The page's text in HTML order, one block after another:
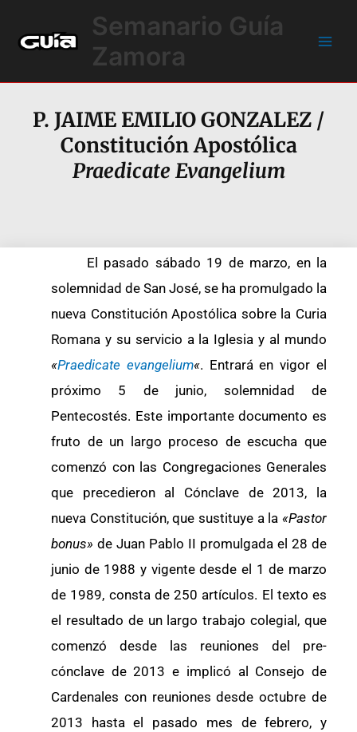
contenido
Semanario Guía
Zamora
P. JAIME EMILIO GONZALEZ /
Constitución Apostólica
Praedicate Evangelium
El pasado sábado 19 de marzo, en la
solemnidad de San José, se ha promulgado la
nueva Constitución Apostólica sobre la Curia
Romana y su servicio a la Iglesia y al mundo
«Praedicate evangelium«. Entrará en vigor el
próximo 5 de junio, solemnidad de
Pentecostés. Este importante documento es
fruto de un largo proceso de escucha que
comenzó con las Congregaciones Generales
que precedieron al Cónclave de 2013, la
nueva Constitución, que sustituye a la «Pastor
bonus» de Juan Pablo II promulgada el 28 de
junio de 1988 y vigente desde el 1 de marzo
de 1989, consta de 250 artículos. El texto es
el resultado de un largo trabajo colegial, que
comenzó desde las reuniones del pre-
cónclave de 2013 e implicó al Consejo de
Cardenales con reuniones desde octubre de
2013 hasta el pasado mes de febrero, y